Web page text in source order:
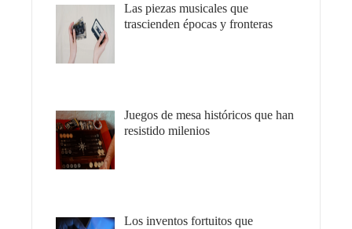
Las piezas musicales que
trascienden épocas y fronteras
Juegos de mesa históricos que han
resistido milenios
Los inventos fortuitos que